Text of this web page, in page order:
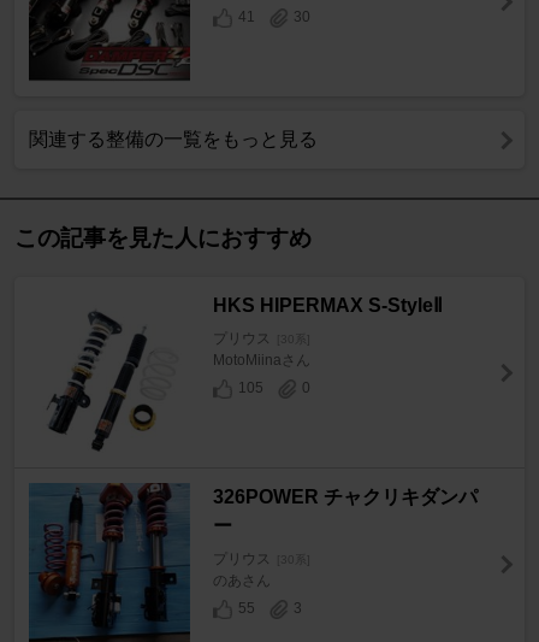
41
30
関連する整備の一覧をもっと見る
この記事を見た人におすすめ
HKS HIPERMAX S-StyleⅡ
プリウス
MotoMiinaさん
105
0
326POWER チャクリキダンパ
ー
プリウス
のあさん
55
3